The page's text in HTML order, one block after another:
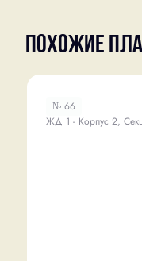
Похожие
№ 66
ЖД 1 - Корпус 2,